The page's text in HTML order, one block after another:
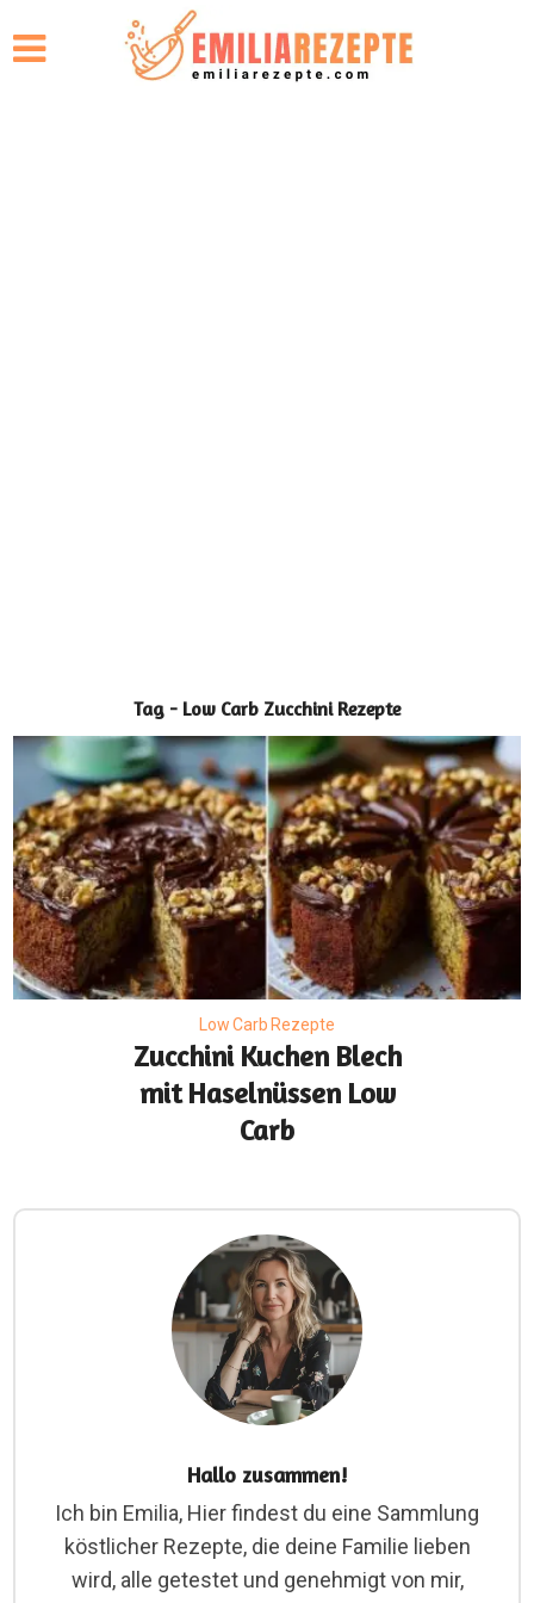
Tag - Low Carb Zucchini Rezepte
Low Carb Rezepte
Zucchini Kuchen Blech
mit Haselnüssen Low
Carb
Hallo zusammen!
Ich bin Emilia, Hier findest du eine Sammlung
köstlicher Rezepte, die deine Familie lieben
wird, alle getestet und genehmigt von mir,